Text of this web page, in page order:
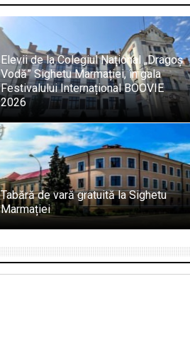
Elevii de la Colegiul Național „Dragoș
Vodă” Sighetu Marmației, în gala
Festivalului Internațional BOOVIE
2026
Tabără de vară gratuită la Sighetu
Marmației